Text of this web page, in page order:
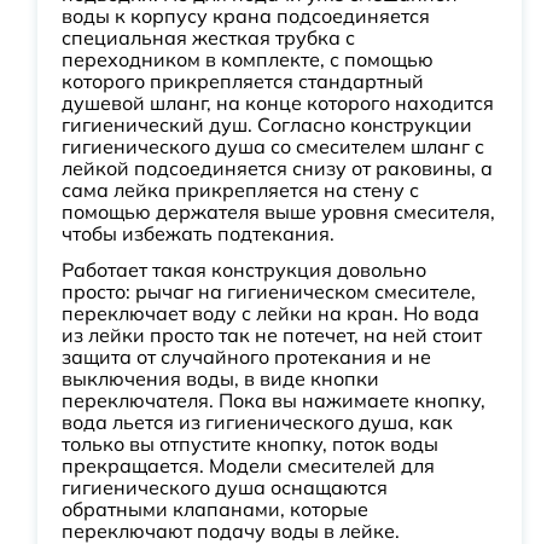
воды к корпусу крана подсоединяется
специальная жесткая трубка с
переходником в комплекте, с помощью
которого прикрепляется стандартный
душевой шланг, на конце которого находится
гигиенический душ. Согласно конструкции
гигиенического душа со смесителем шланг с
лейкой подсоединяется снизу от раковины, а
сама лейка прикрепляется на стену с
помощью держателя выше уровня смесителя,
чтобы избежать подтекания.
Работает такая конструкция довольно
просто: рычаг на гигиеническом смесителе,
переключает воду с лейки на кран. Но вода
из лейки просто так не потечет, на ней стоит
защита от случайного протекания и не
выключения воды, в виде кнопки
переключателя. Пока вы нажимаете кнопку,
вода льется из гигиенического душа, как
только вы отпустите кнопку, поток воды
прекращается. Модели смесителей для
гигиенического душа оснащаются
обратными клапанами, которые
переключают подачу воды в лейке.